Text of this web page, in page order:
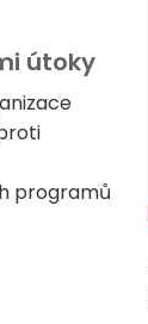
útoky
programů